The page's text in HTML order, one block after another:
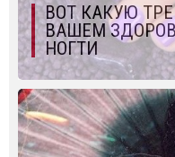
ВОТ КАКУЮ
ВАШЕМ
НОГТИ